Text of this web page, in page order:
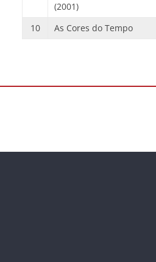
(2001)
10 As Cores do Tempo